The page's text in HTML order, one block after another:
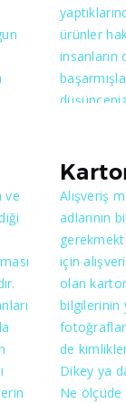
ürünler
insanların
düşük
sizler için
ve
Alışveriş
adlarının
için
olan
bilgilerinin
de
Dikey ya
Ne ölçüde